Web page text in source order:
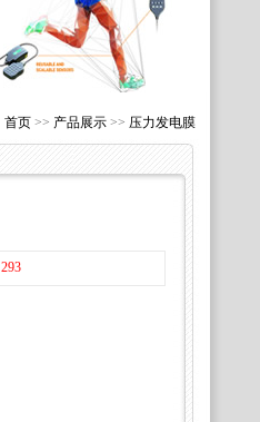
首页 >> 产品展示 >> 压力发电膜
293